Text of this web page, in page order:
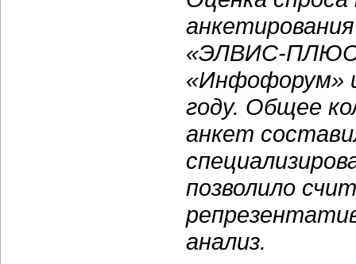
«ЭЛВИС-ПЛЮС»
«Инфофорум»
году. Общее
анкет
позволило
анализ.